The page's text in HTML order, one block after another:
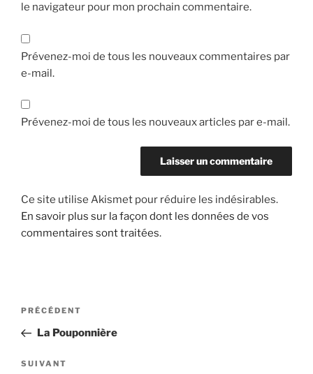
le navigateur pour mon prochain commentaire.
Prévenez-moi de tous les nouveaux commentaires par
e-mail.
Prévenez-moi de tous les nouveaux articles par e-mail.
Ce site utilise Akismet pour réduire les indésirables.
En savoir plus sur la façon dont les données de vos
commentaires sont traitées.
Navigation
l’article
Article
précédent
PRÉCÉDENT
La Pouponnière
Article
SUIVANT